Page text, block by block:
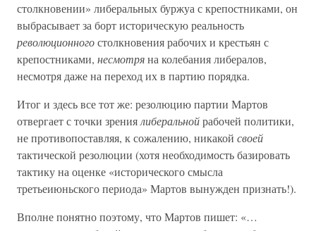
столкновении» либеральных буржуа с крепостниками, он
выбрасывает за борт историческую реальность
революционногостолкновения рабочих и крестьян с
крепостниками, несмотряна колебания либералов,
несмотря даже на переход их в партию порядка.
Итог и здесь все тот же: резолюцию партии Мартов
отвергает с точки зрениялиберальнойрабочей политики,
не противопоставляя, к сожалению, никакой своей
тактической резолюции (хотя необходимость базировать
тактику на оценке «исторического смысла
третьеиюньского периода» Мартов вынужден признать!).
Вполне понятно поэтому, что Мартов пишет: «…